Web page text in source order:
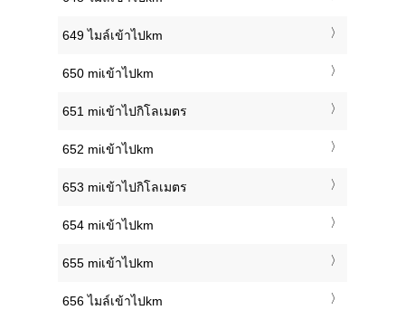
649 ไมล์เข้าไปkm
650 miเข้าไปkm
651 miเข้าไปกิโลเมตร
652 miเข้าไปkm
653 miเข้าไปกิโลเมตร
654 miเข้าไปkm
655 miเข้าไปkm
656 ไมล์เข้าไปkm